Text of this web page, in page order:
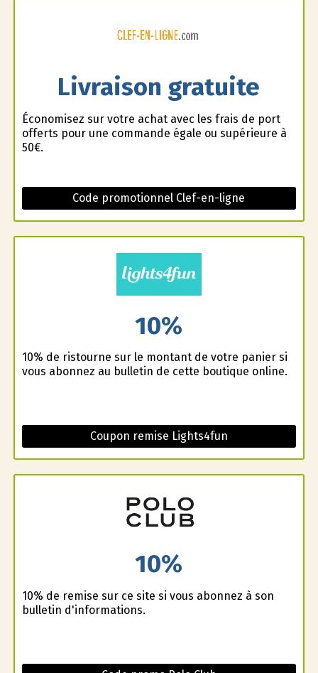
Livraison gratuite
Économisez sur votre achat avec les frais de port
offerts pour une commande égale ou supérieure à
50€.
Code promotionnel Clef-en-ligne
10%
10% de ristourne sur le montant de votre panier si
vous abonnez au bulletin de cette boutique online.
Coupon remise Lights4fun
10%
10% de remise sur ce site si vous abonnez à son
bulletin d'informations.